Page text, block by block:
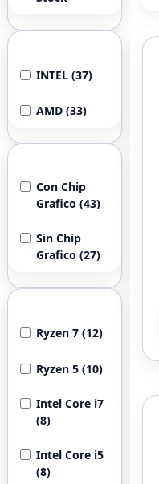
INTEL (37)
AMD (33)
Con Chip
Grafico (43)
Sin Chip
Grafico (27)
Ryzen 7 (12)
Ryzen 5 (10)
Intel Core i7
(8)
Intel Core i5
(8)